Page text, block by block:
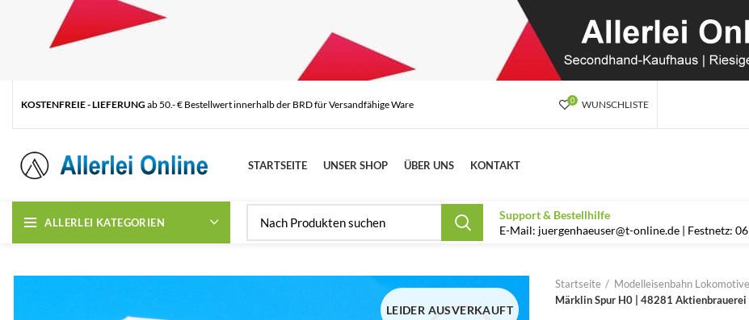
KOSTENFREIE - LIEFERUNG ab 50.- € Bestellwert innerhalb der BRD für Versandfähige Ware 0 WUNSCHLISTE
STARTSEITE UNSER SHOP ÜBER UNS KONTAKT
ALLERLEI KATEGORIEN
Support & Bestellhilfe
E-Mail: juergenhaeuser@t-online.de | Festnetz:
LEIDER AUSVERKAUFT
Startseite
Modelleisenbahn
Märklin Spur H0 | 48281 Aktienbrauerei